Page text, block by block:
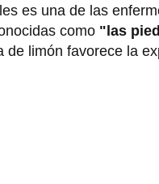
es una de las
como "las
de limón favorece la